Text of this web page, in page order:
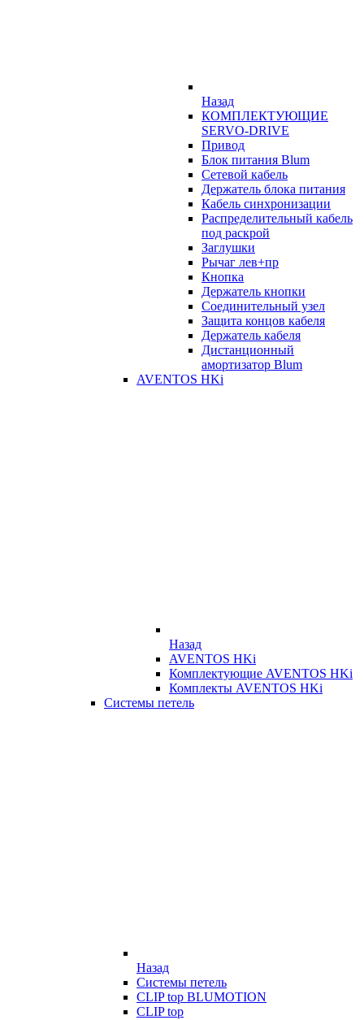
Назад
КОМПЛЕКТУЮЩИЕ
SERVO-DRIVE
Привод
Блок питания Blum
Сетевой кабель
Держатель блока питания
Кабель синхронизации
Распределительный кабель
под раскрой
Заглушки
Рычаг лев+пр
Кнопка
Держатель кнопки
Соединительный узел
Защита концов кабеля
Держатель кабеля
Дистанционный
амортизатор Blum
AVENTOS HKi
Назад
AVENTOS HKi
Комплектующие AVENTOS HKi
Комплекты AVENTOS HKi
Системы петель
Назад
Системы петель
CLIP top BLUMOTION
CLIP top